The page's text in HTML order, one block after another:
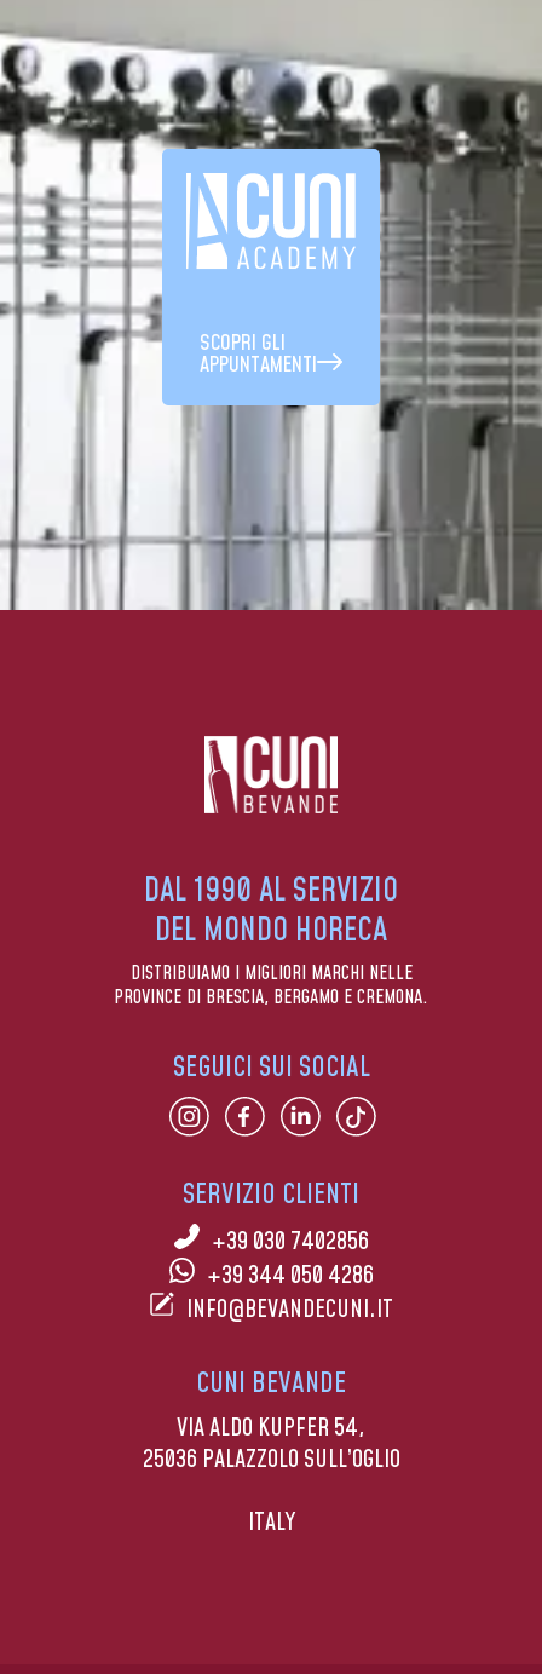
SCOPRI GLI
APPUNTAMENTI
DAL 1990 AL SERVIZIO
DEL MONDO HORECA
DISTRIBUIAMO I MIGLIORI MARCHI NELLE
PROVINCE DI BRESCIA, BERGAMO E CREMONA.
SERVIZIO CLIENTI
+39 030 7402856
+39 344 050 4286
INFO@BEVANDECUNI.IT
CUNI BEVANDE
VIA ALDO KUPFER 54,
25036 PALAZZOLO SULL’OGLIO
ITALY
SEGUICI SUI SOCIAL